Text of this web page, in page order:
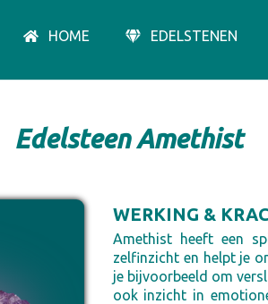
HOME EDELSTENEN
Edelsteen Amethist
WERKING &
Amethist heeft een
zelfinzicht en helpt je
je bijvoorbeeld om
ook inzicht in